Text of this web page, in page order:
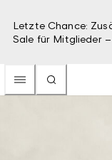
Letzte Chance:
Sale für Mitglieder –